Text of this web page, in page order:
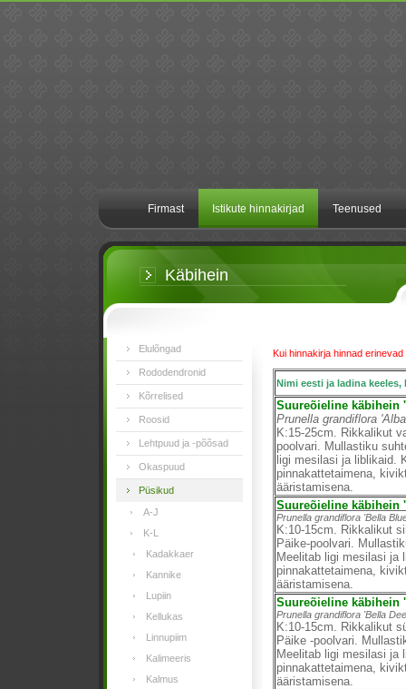
Firmast Istikute hinnakirjad Teenused
Käbihein
Elulõngad
Rododendronid
Kõrrelised
Roosid
Lehtpuud ja -põõsad
Okaspuud
Püsikud
A-J
K-L
Kadakkaer
Kannike
Lupiin
Kellukas
Linnupiim
Kalimeeris
Kalmus
Kui hinnakirja hinnad
Nimi eesti ja ladina keeles,
Suureõieline käbihein
Prunella grandiflora
K:15-25cm. Rikkalikut
poolvari. Mullastiku
ligi mesilasi ja liblikaid.
pinnakattetaimena,
ääristamisena.
Suureõieline käbihein
Prunella grandiflora 'Bella
K:10-15cm. Rikkalikut
Päike-poolvari.
Meelitab ligi mesilasi ja
pinnakattetaimena,
ääristamisena.
Suureõieline käbihein '
Prunella grandiflora 'Bella
K:10-15cm. Rikkalikut
Päike -poolvari.
Meelitab ligi mesilasi ja
pinnakattetaimena,
ääristamisena.